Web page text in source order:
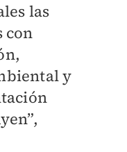
las
con
y